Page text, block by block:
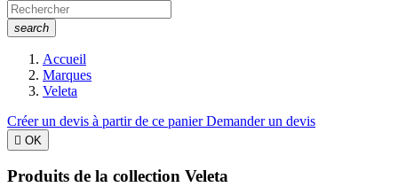
search
Accueil
Marques
Veleta
Créer un devis à partir de ce panierDemander un devis
 OK
Produits de la collection Veleta